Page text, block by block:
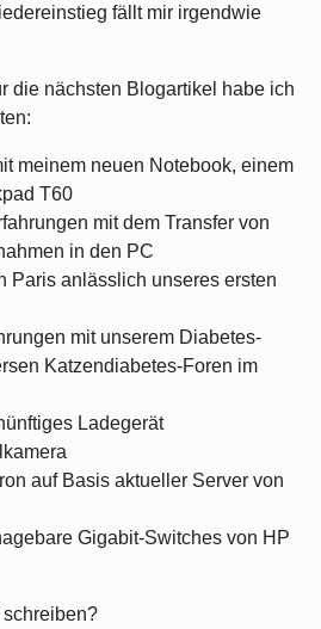
fällt mir irgendwie
die nächsten Blogartikel habe ich
meinem neuen Notebook, einem
T60
mit dem Transfer von
in den PC
Paris anlässlich unseres ersten
mit unserem Diabetes-
Katzendiabetes-Foren im
Ladegerät
auf Basis aktueller Server von
Gigabit-Switches von HP